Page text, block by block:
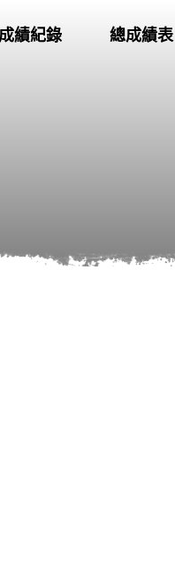
績紀錄 總成績表